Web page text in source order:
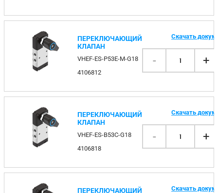
ПЕРЕКЛЮЧАЮЩИЙ
КЛАПАН
VHEF-ES-P53E-M-G18
4106812
Скачать
- 1 +
ПЕРЕКЛЮЧАЮЩИЙ
КЛАПАН
VHEF-ES-B53C-G18
4106818
Скачать
- 1 +
ПЕРЕКЛЮЧАЮЩИЙ
Скачать